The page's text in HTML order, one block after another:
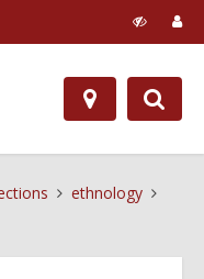
ethnology